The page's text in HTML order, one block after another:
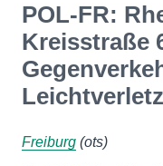
POL-FR:
Kreisstraße
Freiburg (ots)